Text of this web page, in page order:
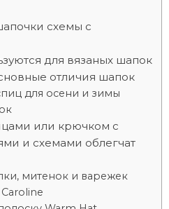
схемы с
для вязаных шапок
отличия шапок
для осени и зимы
или крючком с
и схемами облегчат
митенок и варежек